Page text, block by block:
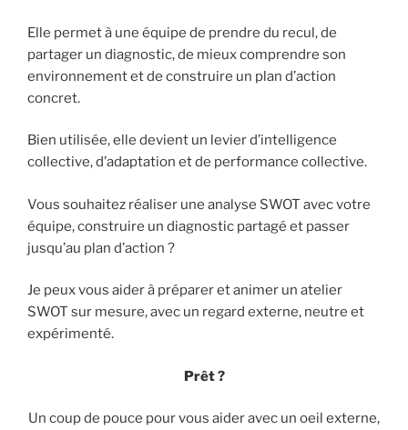
Elle permet à une équipe de prendre du recul, de
partager un diagnostic, de mieux comprendre son
environnement et de construire un plan d’action
concret.
Bien utilisée, elle devient un levier d’intelligence
collective, d’adaptation et de performance collective.
Vous souhaitez réaliser une analyse SWOT avec votre
équipe, construire un diagnostic partagé et passer
jusqu’au plan d’action ?
Je peux vous aider à préparer et animer un atelier
SWOT sur mesure, avec un regard externe, neutre et
expérimenté.
Prêt ?
Un coup de pouce pour vous aider avec un oeil externe,